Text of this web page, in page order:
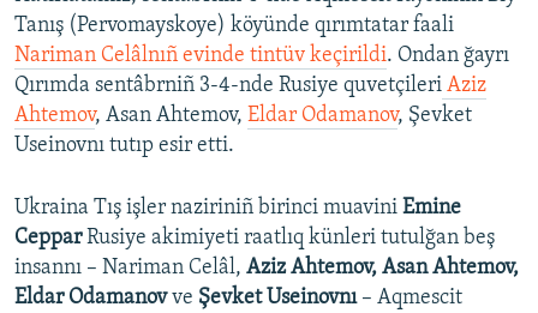
Tanış (Pervomayskoye) köyünde qırımtatar faali
Nariman Celâlnıñ evinde tintüv keçirildi. Ondan ğayrı
Qırımda sentâbrniñ 3-4-nde Rusiye quvetçileri Aziz
Ahtemov, Asan Ahtemov, Eldar Odamanov, Şevket
Useinovnı tutıp esir etti.
Ukraina Tış işler naziriniñ birinci muavini Emine
CepparRusiye akimiyeti raatlıq künleri tutulğan beş
insannı – Nariman Celâl, Aziz Ahtemov, Asan Ahtemov,
Eldar Odamanovve Şevket Useinovnı – Aqmescit